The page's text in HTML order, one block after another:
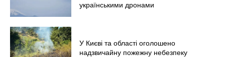
українськими дронами
У Києві та області оголошено
надзвичайну пожежну небезпеку